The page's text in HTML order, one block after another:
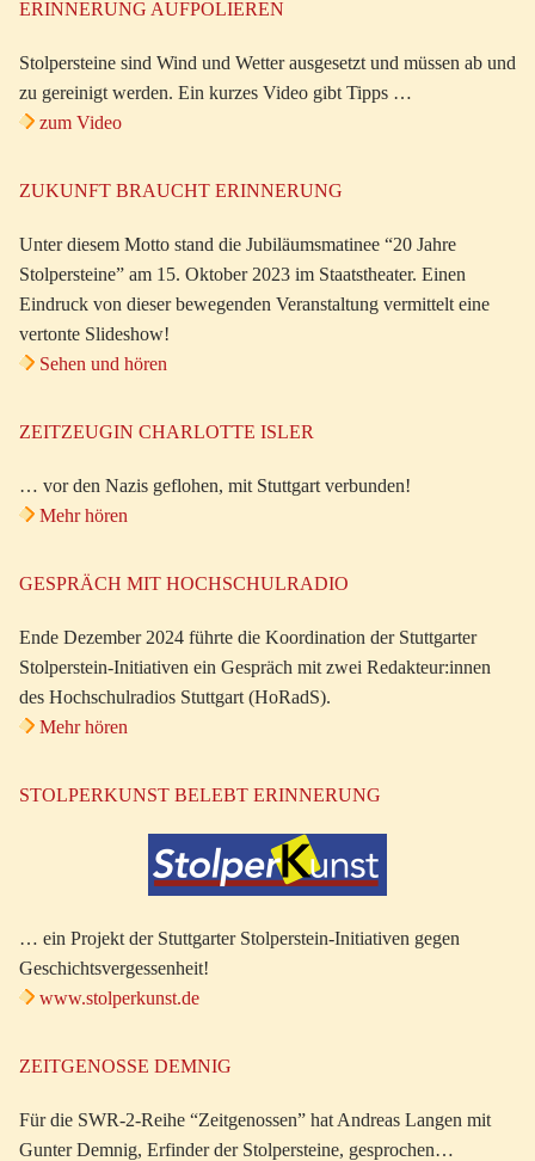
ERINNERUNG AUFPOLIEREN
Stolpersteine sind Wind und Wetter ausgesetzt und müssen ab und
zu gereinigt werden. Ein kurzes Video gibt Tipps …
zum Video
ZUKUNFT BRAUCHT ERINNERUNG
Unter diesem Motto stand die Jubiläumsmatinee “20 Jahre
Stolpersteine” am 15. Oktober 2023 im Staatstheater. Einen
Eindruck von dieser bewegenden Veranstaltung vermittelt eine
vertonte Slideshow!
Sehen und hören
ZEITZEUGIN CHARLOTTE ISLER
… vor den Nazis geflohen, mit Stuttgart verbunden!
Mehr hören
GESPRÄCH MIT HOCHSCHULRADIO
Ende Dezember 2024 führte die Koordination der Stuttgarter
Stolperstein-Initiativen ein Gespräch mit zwei Redakteur:innen
des Hochschulradios Stuttgart (HoRadS).
Mehr hören
STOLPERKUNST BELEBT ERINNERUNG
… ein Projekt der Stuttgarter Stolperstein-Initiativen gegen
Geschichtsvergessenheit!
www.stolperkunst.de
ZEITGENOSSE DEMNIG
Für die SWR-2-Reihe “Zeitgenossen” hat Andreas Langen mit
Gunter Demnig, Erfinder der Stolpersteine, gesprochen…